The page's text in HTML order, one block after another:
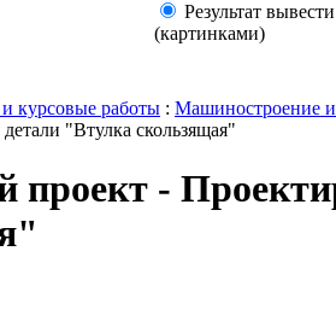
Результат
(картинками)
курсовые работы : Машиностроение
"Втулка скользящая"
-